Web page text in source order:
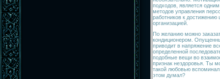
подходов, является
методов управления
работников к
организацией.
По желанию можно
кондиционером.
приводит в напряжение
определенной
подобные вещи во
признак нездоровья. Ты
такой любовью
этом думал?